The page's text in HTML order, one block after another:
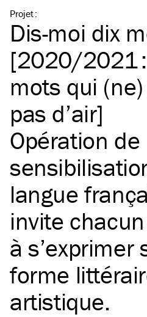
Projet:
Dis-moi dix
[2020/2021
mots qui
pas d’air]
Opération de
langue
invite
à s’exprimer
forme
artistique.